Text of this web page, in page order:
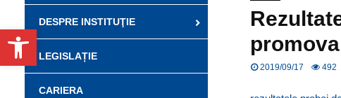
Deschide bara de unelte
2019/09/17 492
DESPRE INSTITUŢIE
LEGISLAȚIE
CARIERA